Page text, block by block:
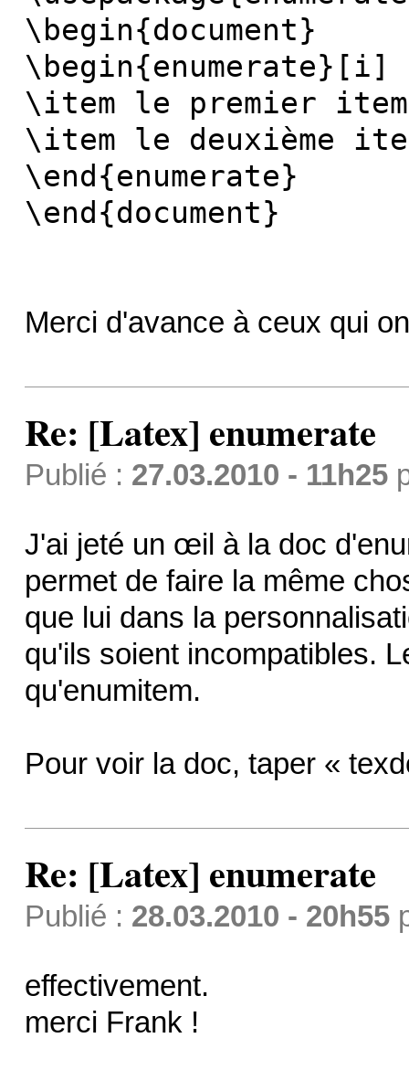
\begin{document}
\begin{enumerate}[i]
\item le premier item
\item le deuxième
\end{enumerate}
\end{document}
Merci d'avance à ceux qui
Re: [Latex] enumerate
Publié : 27.03.2010 - 11h25
J'ai jeté un œil à la doc
permet de faire la même
que lui dans la
qu'ils soient incompatibles.
qu'enumitem.
Pour voir la doc, taper «
Re: [Latex] enumerate
Publié : 28.03.2010 - 20h55
effectivement.
merci Frank !